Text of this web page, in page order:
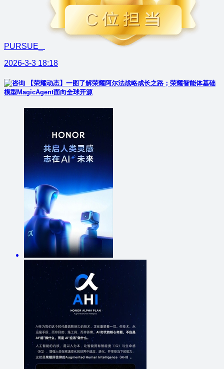
PURSUE_
2026-3-3 18:18
【荣耀动态】一图了解荣耀阿尔法战略成长之路；荣耀智能体基础
模型MagicAgent面向全球开源